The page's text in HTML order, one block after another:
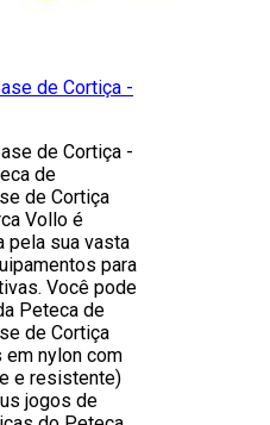
de Cortiça -
de Cortiça -
de
de Cortiça
Vollo é
pela sua vasta
para
Você pode
Peteca de
de Cortiça
em nylon com
e resistente)
jogos de